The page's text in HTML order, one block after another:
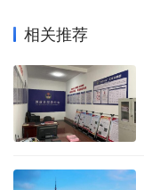
相关推荐